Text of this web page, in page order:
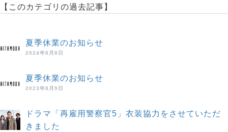
【このカテゴリの過去記事】
夏季休業のお知らせ
2024年8月8日
夏季休業のお知らせ
2023年8月9日
ドラマ「再雇用警察官5」衣装協力をさせていただ
きました